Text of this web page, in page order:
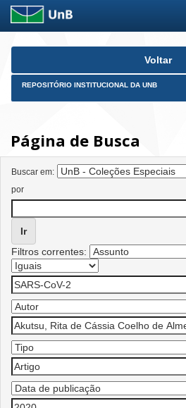
Skip
Voltar
REPOSITÓRIO INSTITUCIONAL DA UNB
Página de Busca
Buscar em:
por
Filtros correntes: